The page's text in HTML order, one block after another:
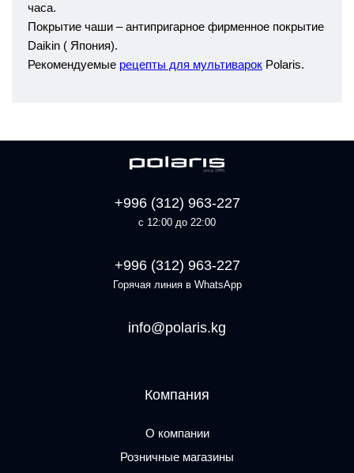
часа.
Покрытие чаши – антипригарное фирменное покрытие
Daikin ( Япония).
Рекомендуемые рецепты для мультиварок Polaris.
+996 (312) 963-227
с 12:00 до 22:00
+996 (312) 963-227
Горячая линия в WhatsApp
info@polaris.kg
Компания
О компании
Розничные магазины